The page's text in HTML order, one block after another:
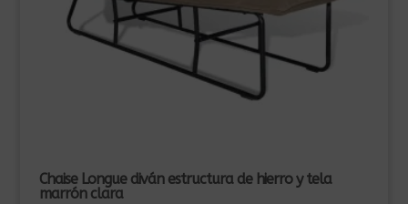
Chaise Longue diván estructura de hierro y tela
marrón clara